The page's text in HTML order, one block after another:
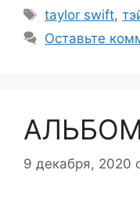
Метки
taylor swift,
Оставьте
9 декабря, 2020